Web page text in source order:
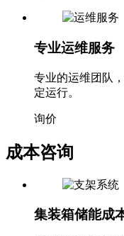
专业运维服务
专业的运维团队
定运行。
询价
成本咨询
集装箱储能成